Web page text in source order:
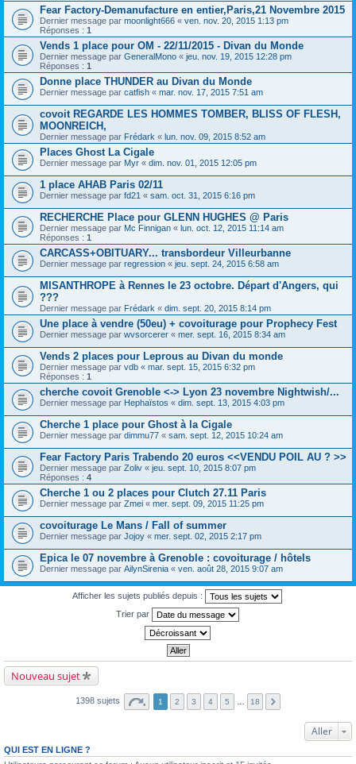
Fear Factory-Demanufacture en entier,Paris,21 Novembre 2015
Dernier message par moonlight666 « ven. nov. 20, 2015 1:13 pm
Réponses : 1
Vends 1 place pour OM - 22/11/2015 - Divan du Monde
Dernier message par GeneralMono « jeu. nov. 19, 2015 12:28 pm
Réponses : 1
Donne place THUNDER au Divan du Monde
Dernier message par catfish « mar. nov. 17, 2015 7:51 am
covoit REGARDE LES HOMMES TOMBER, BLISS OF FLESH,
MOONREICH,
Dernier message par Frédark « lun. nov. 09, 2015 8:52 am
Places Ghost La Cigale
Dernier message par Myr « dim. nov. 01, 2015 12:05 pm
1 place AHAB Paris 02/11
Dernier message par fd21 « sam. oct. 31, 2015 6:16 pm
RECHERCHE Place pour GLENN HUGHES @ Paris
Dernier message par Mc Finnigan « lun. oct. 12, 2015 11:14 am
Réponses : 1
CARCASS+OBITUARY... transbordeur Villeurbanne
Dernier message par regression « jeu. sept. 24, 2015 6:58 am
MISANTHROPE à Rennes le 23 octobre. Départ d'Angers, qui
???
Dernier message par Frédark « dim. sept. 20, 2015 8:14 pm
Une place à vendre (50eu) + covoiturage pour Prophecy Fest
Dernier message par wvsorcerer « mer. sept. 16, 2015 8:34 am
Vends 2 places pour Leprous au Divan du monde
Dernier message par vdb « mar. sept. 15, 2015 6:32 pm
Réponses : 1
cherche covoit Grenoble <-> Lyon 23 novembre Nightwish/...
Dernier message par Hephaïstos « dim. sept. 13, 2015 4:03 pm
Cherche 1 place pour Ghost à la Cigale
Dernier message par dimmu77 « sam. sept. 12, 2015 10:24 am
Fear Factory Paris Trabendo 20 euros <<VENDU POIL AU ? >>
Dernier message par Zoliv « jeu. sept. 10, 2015 8:07 pm
Réponses : 4
Cherche 1 ou 2 places pour Clutch 27.11 Paris
Dernier message par Zmei « mer. sept. 09, 2015 11:25 pm
covoiturage Le Mans / Fall of summer
Dernier message par Jojoy « mer. sept. 02, 2015 2:17 pm
Epica le 07 novembre à Grenoble : covoiturage / hôtels
Dernier message par AilynSirenia « ven. août 28, 2015 9:07 am
Afficher les sujets publiés depuis :
Trier par
Nouveau sujet
1398 sujets 1 2 3 4 5 18
Aller
QUI EST EN LIGNE ?